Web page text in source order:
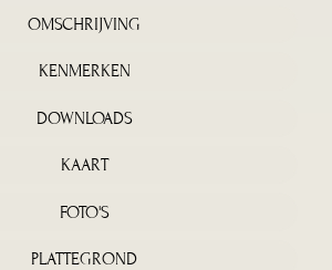
OMSCHRIJVING
KENMERKEN
DOWNLOADS
KAART
FOTO'S
PLATTEGROND